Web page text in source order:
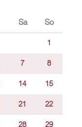
Sa So
1
7 8
14 15
21 22
28 29